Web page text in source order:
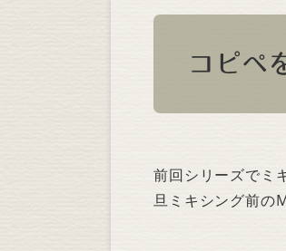
コピペ
前回シリーズでミ
旦ミキシング前の